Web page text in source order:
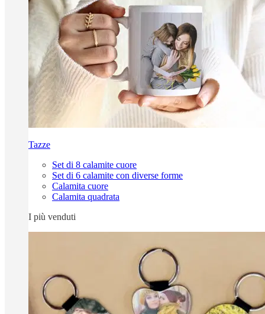
Tazze
Set di 8 calamite cuore
Set di 6 calamite con diverse forme
Calamita cuore
Calamita quadrata
I più venduti